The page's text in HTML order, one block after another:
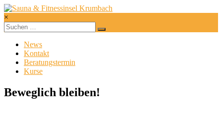
Zum
Inhalt
springen
Sauna
Fitnessinsel
Krumbach
und
fit
×
News
Kontakt
Beratungstermin
Kurse
Beweglich bleiben!